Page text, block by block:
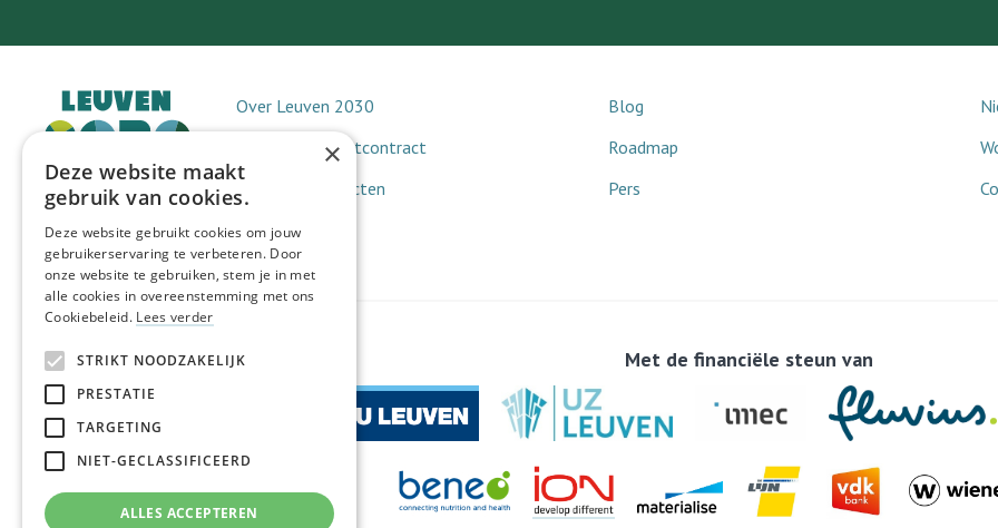
Over Leuven 2030
Leuvens Klimaatcontract
Doorbraakprojecten
Netwerk 2030
Blog
Roadmap
Pers
Met de financiële steun van
×
Deze website maakt
gebruik van cookies.
Deze website gebruikt cookies om jouw
gebruikerservaring te verbeteren. Door
onze website te gebruiken, stem je in met
alle cookies in overeenstemming met ons
Cookiebeleid. Lees verder
STRIKT NOODZAKELIJK
PRESTATIE
TARGETING
NIET-GECLASSIFICEERD
ALLES ACCEPTEREN